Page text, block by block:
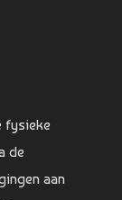
fysieke
de
aan